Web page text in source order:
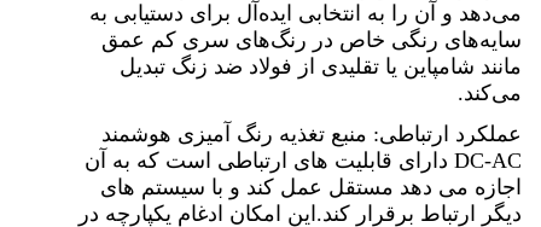
می‌دهد و آن را به انتخابی ایده‌آل برای دستیابی به
سایه‌های رنگی خاص در رنگ‌های سری کم عمق
مانند شامپاین یا تقلیدی از فولاد ضد زنگ تبدیل
می‌کند.
عملکرد ارتباطی: منبع تغذیه رنگ آمیزی هوشمند
DC-AC دارای قابلیت های ارتباطی است که به آن
اجازه می دهد مستقل عمل کند و با سیستم های
دیگر ارتباط برقرار کند.این امکان ادغام یکپارچه در